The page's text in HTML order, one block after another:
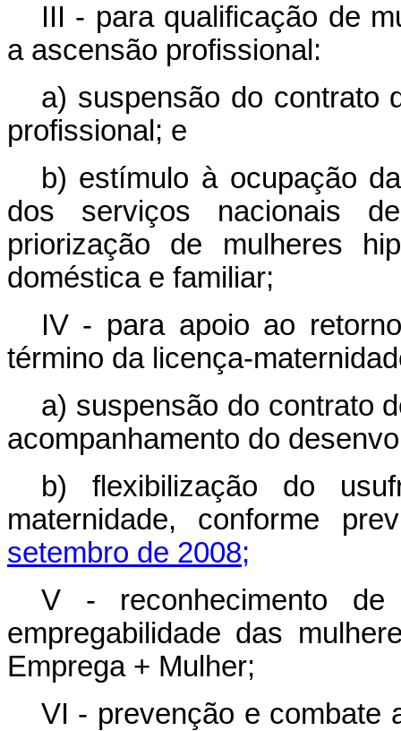
III - para qualificação de
a ascensão profissional:
a) suspensão do contrato
profissional; e
b) estímulo à ocupação
dos serviços nacionais
priorização de mulheres
doméstica e familiar;
IV - para apoio ao
término da licença-
a) suspensão do contrato
acompanhamento do
b) flexibilização do
maternidade, conforme
setembro de 2008;
V - reconhecimento
empregabilidade das
Emprega + Mulher;
VI - prevenção e combate